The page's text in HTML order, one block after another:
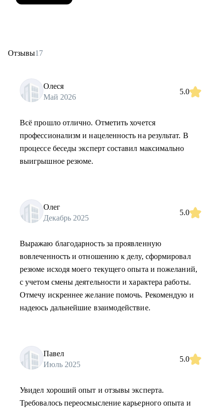
Отзывы17
Олеся
Май 2026
5.0
Всё прошло отлично. Отметить хочется
профессионализм и нацеленность на результат. В
процессе беседы эксперт составил максимально
выигрышное резюме.
Олег
Декабрь 2025
5.0
Выражаю благодарность за проявленную
вовлеченность и отношению к делу, сформировал
резюме исходя моего текущего опыта и пожеланий,
с учетом смены деятельности и характера работы.
Отмечу искреннее желание помочь. Рекомендую и
надеюсь дальнейшие взаимодействие.
Павел
Июль 2025
5.0
Увидел хороший опыт и отзывы эксперта.
Требовалось переосмысление карьерного опыта и